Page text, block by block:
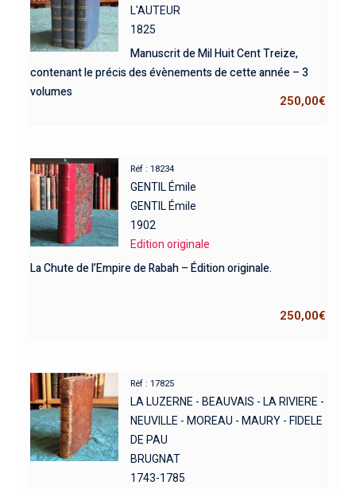
L'AUTEUR
1825
Manuscrit de Mil Huit Cent Treize,
contenant le précis des évènements de cette année – 3
volumes
250,00€
Réf : 18234
GENTIL Émile
GENTIL Émile
1902
Edition originale
La Chute de l’Empire de Rabah – Édition originale.
250,00€
Réf : 17825
LA LUZERNE - BEAUVAIS - LA RIVIERE -
NEUVILLE - MOREAU - MAURY - FIDELE
DE PAU
BRUGNAT
1743-1785